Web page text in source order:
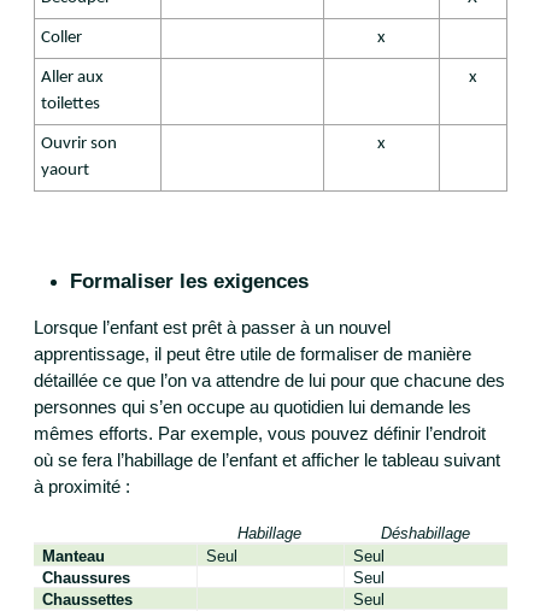
Coller x
Aller aux
toilettes
x
Ouvrir son
yaourt
x
Formaliser les exigences
Lorsque l’enfant est prêt à passer à un nouvel
apprentissage, il peut être utile de formaliser de manière
détaillée ce que l’on va attendre de lui pour que chacune des
personnes qui s’en occupe au quotidien lui demande les
mêmes efforts. Par exemple, vous pouvez définir l’endroit
où se fera l’habillage de l’enfant et afficher le tableau suivant
à proximité :
Habillage
Déshabillage
Manteau
Seul
Seul
Chaussures
Seul
Chaussettes
Seul